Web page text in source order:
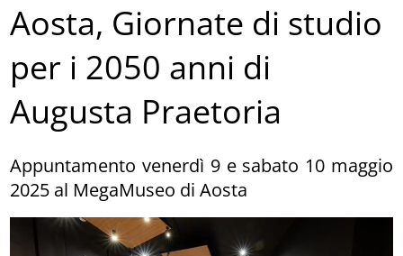
Aosta, Giornate di studio
per i 2050 anni di
Augusta Praetoria
Appuntamento venerdì 9 e sabato 10 maggio
2025 al MegaMuseo di Aosta